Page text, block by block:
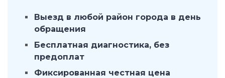
Выезд в любой район города в день
обращения
Бесплатная диагностика, без
предоплат
Фиксированная честная цена